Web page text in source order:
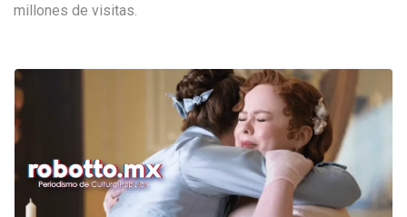
millones de visitas.